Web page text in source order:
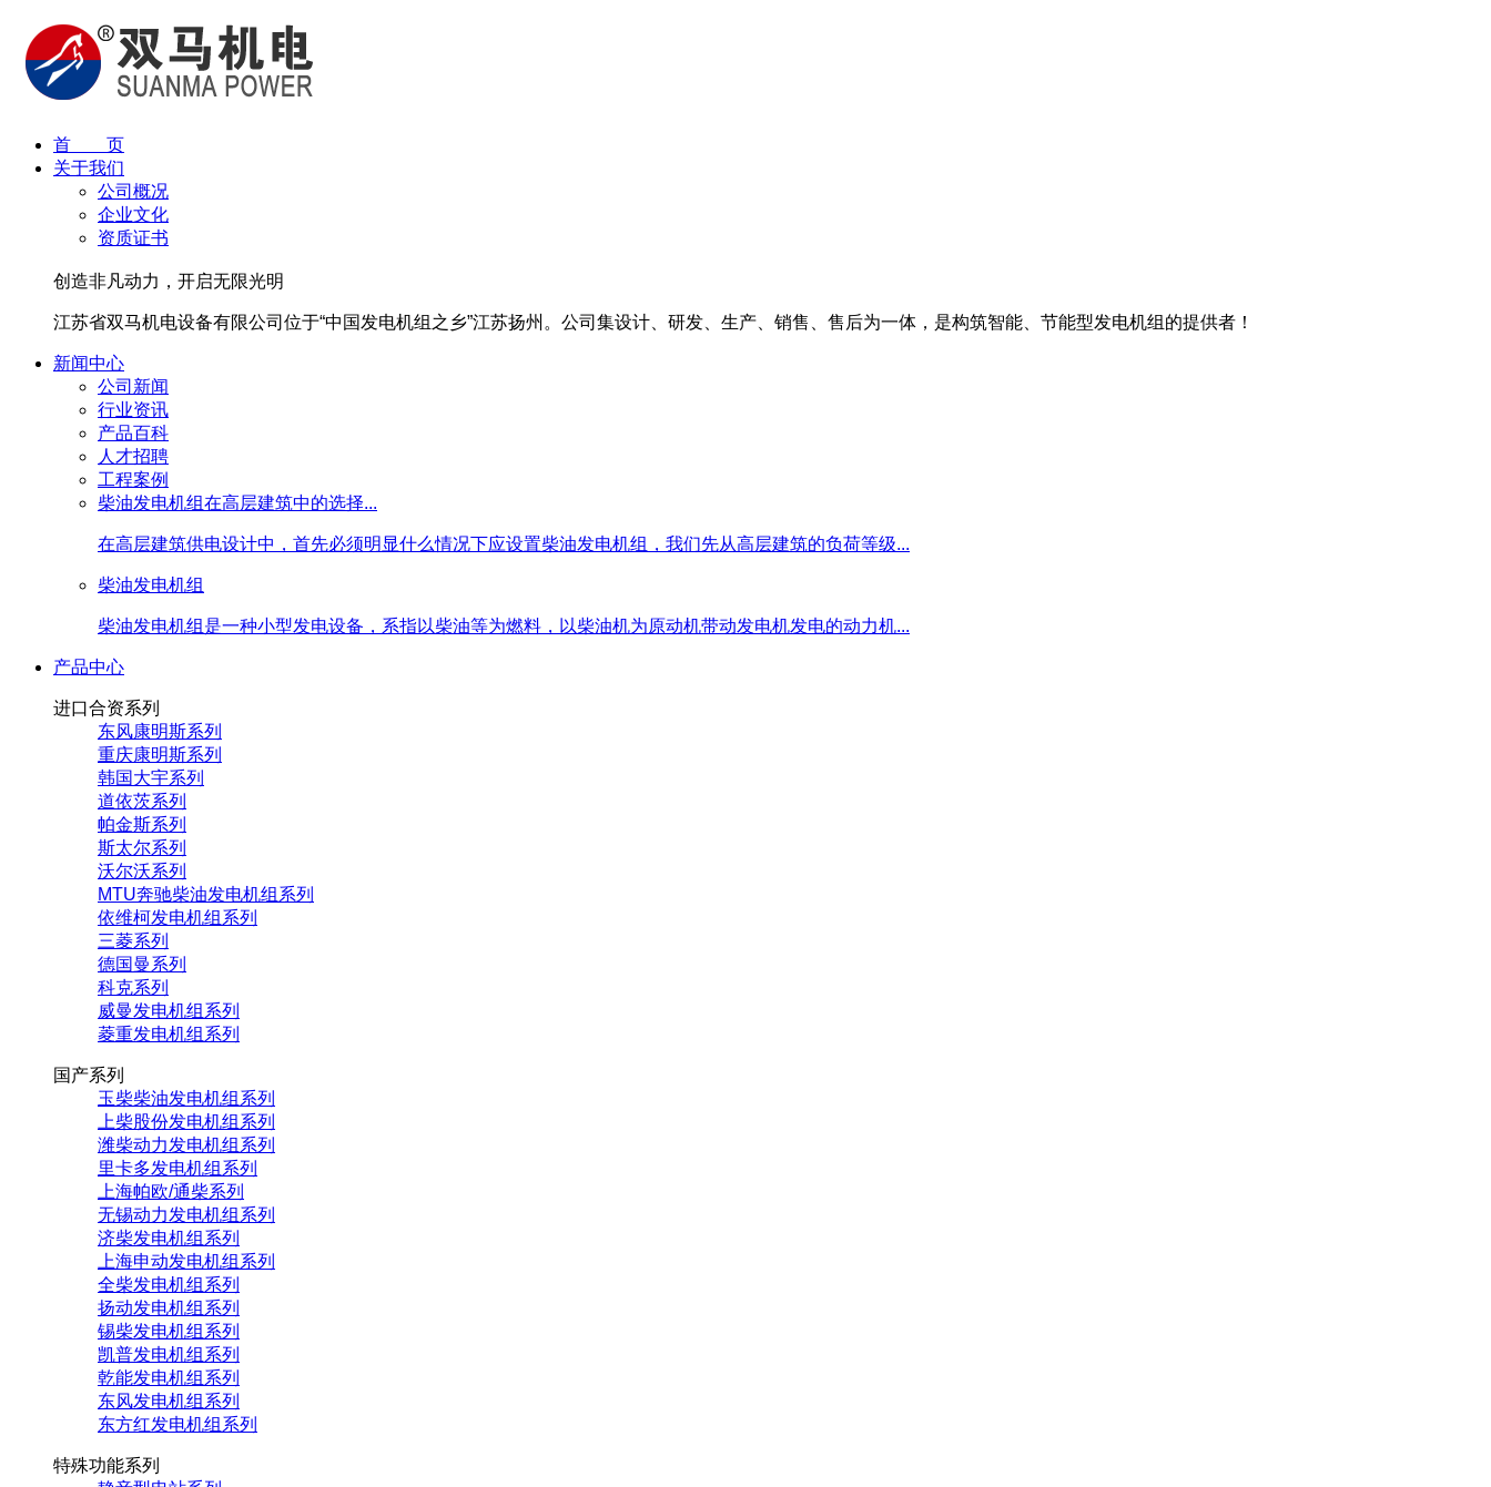
首 页
关于我们
公司概况
企业文化
资质证书
创造非凡动力，开启无限光明
江苏省双马机电设备有限公司位于“中国发电机组之乡”江苏扬州。公司集设计、研发、生产、销售、售后为一体，是构筑智能、节能型发电机组的提供者！
新闻中心
公司新闻
行业资讯
产品百科
人才招聘
工程案例
柴油发电机组在高层建筑中的选择...
在高层建筑供电设计中，首先必须明显什么情况下应设置柴油发电机组，我们先从高层建筑的负荷等级...
柴油发电机组
柴油发电机组是一种小型发电设备，系指以柴油等为燃料，以柴油机为原动机带动发电机发电的动力机...
产品中心
进口合资系列
东风康明斯系列
重庆康明斯系列
韩国大宇系列
道依茨系列
帕金斯系列
斯太尔系列
沃尔沃系列
MTU奔驰柴油发电机组系列
依维柯发电机组系列
三菱系列
德国曼系列
科克系列
威曼发电机组系列
菱重发电机组系列
国产系列
玉柴柴油发电机组系列
上柴股份发电机组系列
潍柴动力发电机组系列
里卡多发电机组系列
上海帕欧/通柴系列
无锡动力发电机组系列
济柴发电机组系列
上海申动发电机组系列
全柴发电机组系列
扬动发电机组系列
锡柴发电机组系列
凯普发电机组系列
乾能发电机组系列
东风发电机组系列
东方红发电机组系列
特殊功能系列